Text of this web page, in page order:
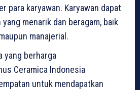
para karyawan. Karyawan dapat
menarik dan beragam, baik
manajerial.
yang berharga
Ceramica Indonesia
untuk mendapatkan